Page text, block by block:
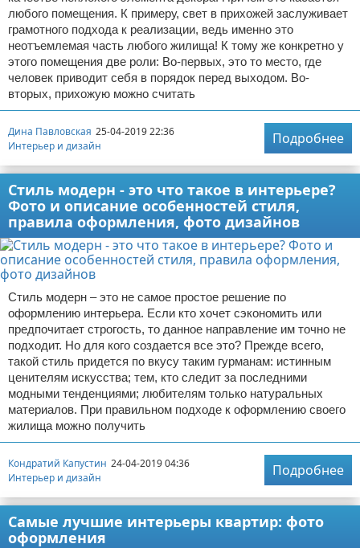
любого помещения. К примеру, свет в прихожей заслуживает
грамотного подхода к реализации, ведь именно это
неотъемлемая часть любого жилища! К тому же конкретно у
этого помещения две роли: Во-первых, это то место, где
человек приводит себя в порядок перед выходом. Во-
вторых, прихожую можно считать
Дина Павловская 25-04-2019 22:36
Интерьер и дизайн
Подробнее
Стиль модерн - это что такое в интерьере?
Фото и описание особенностей стиля,
правила оформления, фото дизайнов
Стиль модерн – это не самое простое решение по
оформлению интерьера. Если кто хочет сэкономить или
предпочитает строгость, то данное направление им точно не
подходит. Но для кого создается все это? Прежде всего,
такой стиль придется по вкусу таким гурманам: истинным
ценителям искусства; тем, кто следит за последними
модными тенденциями; любителям только натуральных
материалов. При правильном подходе к оформлению своего
жилища можно получить
Кондратий Капустин 24-04-2019 04:36
Интерьер и дизайн
Подробнее
Самые лучшие интерьеры квартир: фото
оформления